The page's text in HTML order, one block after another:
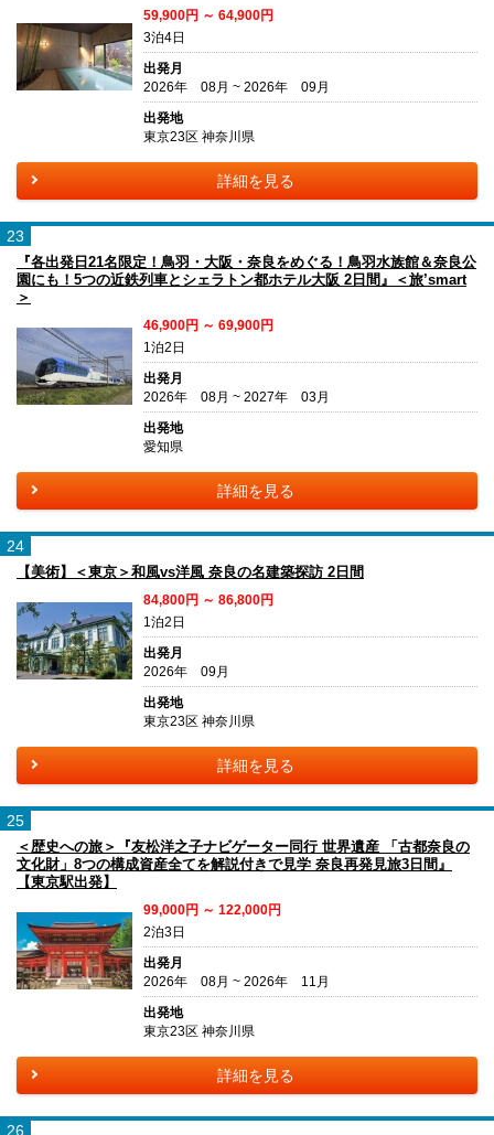
59,900円 ～ 64,900円
3泊4日
出発月
2026年 08月 ~ 2026年 09月
出発地
東京23区 神奈川県
詳細を見る
23
『各出発日21名限定！鳥羽・大阪・奈良をめぐる！鳥羽水族館＆奈良公
園にも！5つの近鉄列車とシェラトン都ホテル大阪 2日間』＜旅’smart
＞
46,900円 ～ 69,900円
1泊2日
出発月
2026年 08月 ~ 2027年 03月
出発地
愛知県
詳細を見る
24
【美術】＜東京＞和風vs洋風 奈良の名建築探訪 2日間
84,800円 ～ 86,800円
1泊2日
出発月
2026年 09月
出発地
東京23区 神奈川県
詳細を見る
25
＜歴史への旅＞『友松洋之子ナビゲーター同行 世界遺産 「古都奈良の
文化財」8つの構成資産全てを解説付きで見学 奈良再発見旅3日間』
【東京駅出発】
99,000円 ～ 122,000円
2泊3日
出発月
2026年 08月 ~ 2026年 11月
出発地
東京23区 神奈川県
詳細を見る
26